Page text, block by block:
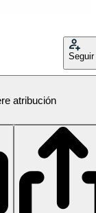
Seguir
atribución